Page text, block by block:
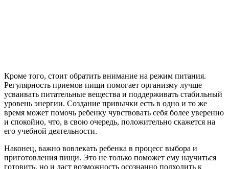
Кроме того, стоит обратить внимание на режим питания.
Регулярность приемов пищи помогает организму лучше
усваивать питательные вещества и поддерживать стабильный
уровень энергии. Создание привычки есть в одно и то же
время может помочь ребенку чувствовать себя более уверенно
и спокойно, что, в свою очередь, положительно скажется на
его учебной деятельности.
Наконец, важно вовлекать ребенка в процесс выбора и
приготовления пищи. Это не только поможет ему научиться
готовить, но и даст возможность осознанно подходить к